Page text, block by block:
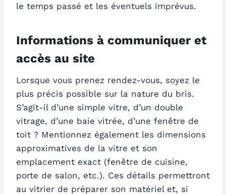
le temps passé et les éventuels imprévus.
Informations à communiquer et
accès au site
Lorsque vous prenez rendez-vous, soyez le
plus précis possible sur la nature du bris.
S’agit-il d’une simple vitre, d’un double
vitrage, d’une baie vitrée, d’une fenêtre de
toit ? Mentionnez également les dimensions
approximatives de la vitre et son
emplacement exact (fenêtre de cuisine,
porte de salon, etc.). Ces détails permettront
au vitrier de préparer son matériel et, si